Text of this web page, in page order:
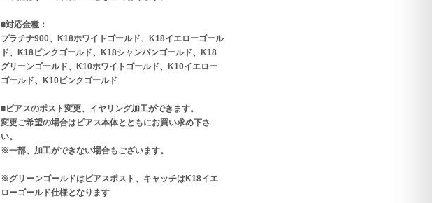
■対応金種：
プラチナ900、K18ホワイトゴールド、K18イエローゴール
ド、K18ピンクゴールド、K18シャンパンゴールド、K18
グリーンゴールド、K10ホワイトゴールド、K10イエロー
ゴールド、K10ピンクゴールド
■ピアスのポスト変更、イヤリング加工ができます。
変更ご希望の場合はピアス本体とともにお買い求め下さ
い。
※一部、加工ができない場合もございます。
※グリーンゴールドはピアスポスト、キャッチはK18イエ
ローゴールド仕様となります